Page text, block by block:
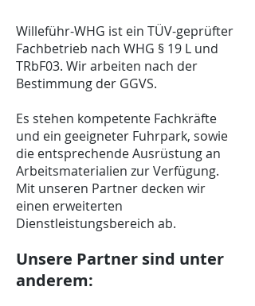
Willeführ-WHG ist ein TÜV-geprüfter
Fachbetrieb nach WHG § 19 L und
TRbF03. Wir arbeiten nach der
Bestimmung der GGVS.
Es stehen kompetente Fachkräfte
und ein geeigneter Fuhrpark, sowie
die entsprechende Ausrüstung an
Arbeitsmaterialien zur Verfügung.
Mit unseren Partner decken wir
einen erweiterten
Dienstleistungsbereich ab.
Unsere Partner sind unter
anderem: